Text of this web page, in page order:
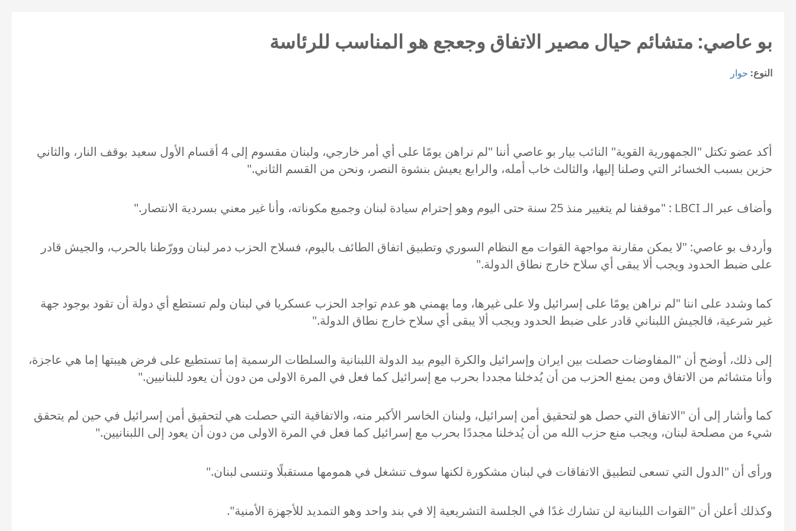
بو عاصي: متشائم حيال مصير الاتفاق وجعجع هو المناسب للرئاسة
النوع: حوار
أكد عضو تكتل "الجمهورية القوية" النائب بيار بو عاصي أننا "لم نراهن يومًا على أي أمر خارجي، ولبنان مقسوم إلى 4 أقسام الأول سعيد بوقف النار، والثاني
حزين بسبب الخسائر التي وصلنا إليها، والثالث خاب أمله، والرابع يعيش بنشوة النصر، ونحن من القسم الثاني."
وأضاف عبر الـ LBCI : "موقفنا لم يتغيير منذ 25 سنة حتى اليوم وهو إحترام سيادة لبنان وجميع مكوناته، وأنا غير معني بسردية الانتصار."
وأردف بو عاصي: "لا يمكن مقارنة مواجهة القوات مع النظام السوري وتطبيق اتفاق الطائف باليوم، فسلاح الحزب دمر لبنان وورّطنا بالحرب، والجيش قادر
على ضبط الحدود ويجب ألا يبقى أي سلاح خارج نطاق الدولة."
كما وشدد على اننا "لم نراهن يومًا على إسرائيل ولا على غيرها، وما يهمني هو عدم تواجد الحزب عسكريا في لبنان ولم تستطع أي دولة أن تقود بوجود جهة
غير شرعية، فالجيش اللبناني قادر على ضبط الحدود ويجب ألا يبقى أي سلاح خارج نطاق الدولة."
إلى ذلك، أوضح أن "المفاوضات حصلت بين ايران وإسرائيل والكرة اليوم بيد الدولة اللبنانية والسلطات الرسمية إما تستطيع على فرض هيبتها إما هي عاجزة،
وأنا متشائم من الاتفاق ومن يمنع الحزب من أن يُدخلنا مجددا بحرب مع إسرائيل كما فعل في المرة الاولى من دون أن يعود للبنانيين."
كما وأشار إلى أن "الاتفاق التي حصل هو لتحقيق أمن إسرائيل، ولبنان الخاسر الأكبر منه، والاتفاقية التي حصلت هي لتحقيق أمن إسرائيل في حين لم يتحقق
شيء من مصلحة لبنان، ويجب منع حزب الله من أن يُدخلنا مجددًا بحرب مع إسرائيل كما فعل في المرة الاولى من دون أن يعود إلى اللبنانيين."
ورأى أن "الدول التي تسعى لتطبيق الاتفاقات في لبنان مشكورة لكنها سوف تنشغل في همومها مستقبلًا وتنسى لبنان."
وكذلك أعلن أن "القوات اللبنانية لن تشارك غدًا في الجلسة التشريعية إلا في بند واحد وهو التمديد للأجهزة الأمنية".